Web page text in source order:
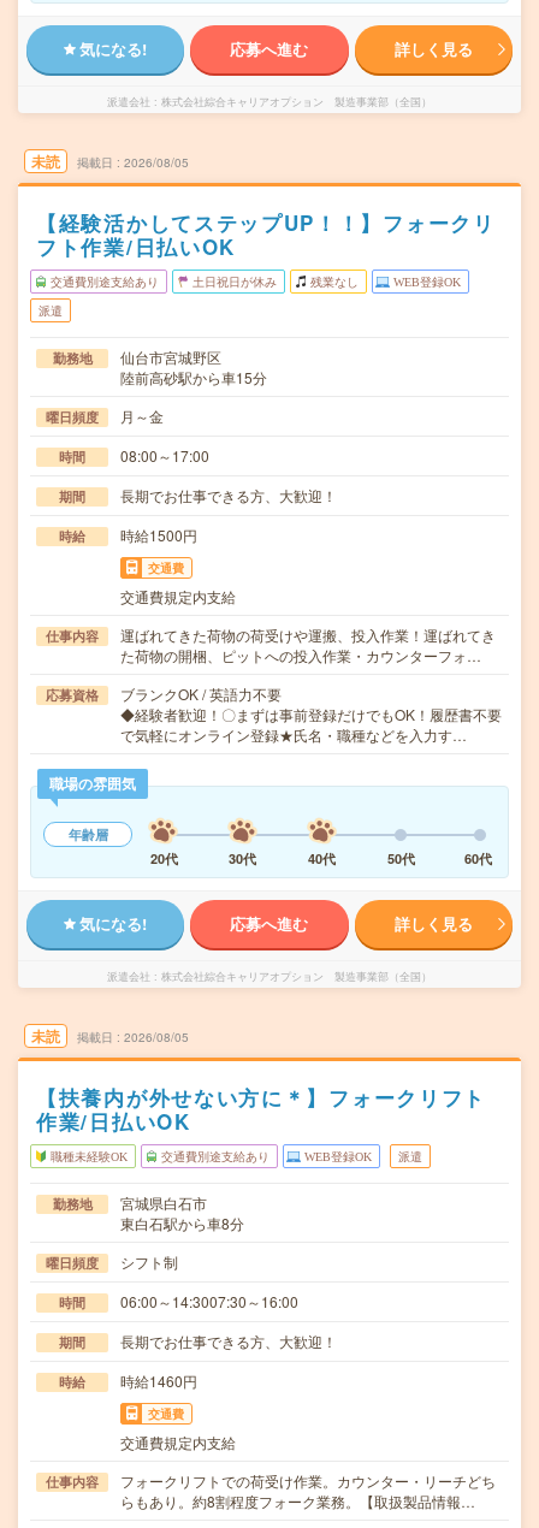
気になる! 応募へ進む 詳しく見る
派遣会社 株式会社綜合キャリアオプション 製造事業部（全国）
未読 掲載日 2026/08/05
【経験活かしてステップUP！！】フォークリ
フト作業/日払いOK
交通費別途支給あり 土日祝日が休み 残業なし WEB登録OK
派遣
勤務地
仙台市宮城野区
陸前高砂駅から車15分
曜日頻度 月～金
時間 08:00～17:00
期間 長期でお仕事できる方、大歓迎！
時給 時給1500円
交通費
交通費規定内支給
仕事内容
運ばれてきた荷物の荷受けや運搬、投入作業！運ばれてき
た荷物の開梱、ピットへの投入作業・カウンターフォ…
応募資格
ブランクOK / 英語力不要
◆経験者歓迎！〇まずは事前登録だけでもOK！履歴書不要
で気軽にオンライン登録★氏名・職種などを入力す…
職場の雰囲気
年齢層
20代
30代 40代 50代 60代
気になる! 応募へ進む 詳しく見る
派遣会社 株式会社綜合キャリアオプション 製造事業部（全国）
未読 掲載日 2026/08/05
【扶養内が外せない方に＊】フォークリフト
作業/日払いOK
職種未経験OK 交通費別途支給あり WEB登録OK 派遣
勤務地
宮城県白石市
東白石駅から車8分
曜日頻度 シフト制
時間 06:00～14:3007:30～16:00
期間 長期でお仕事できる方、大歓迎！
時給 時給1460円
交通費
交通費規定内支給
仕事内容
フォークリフトでの荷受け作業。カウンター・リーチどち
らもあり。約8割程度フォーク業務。【取扱製品情報…